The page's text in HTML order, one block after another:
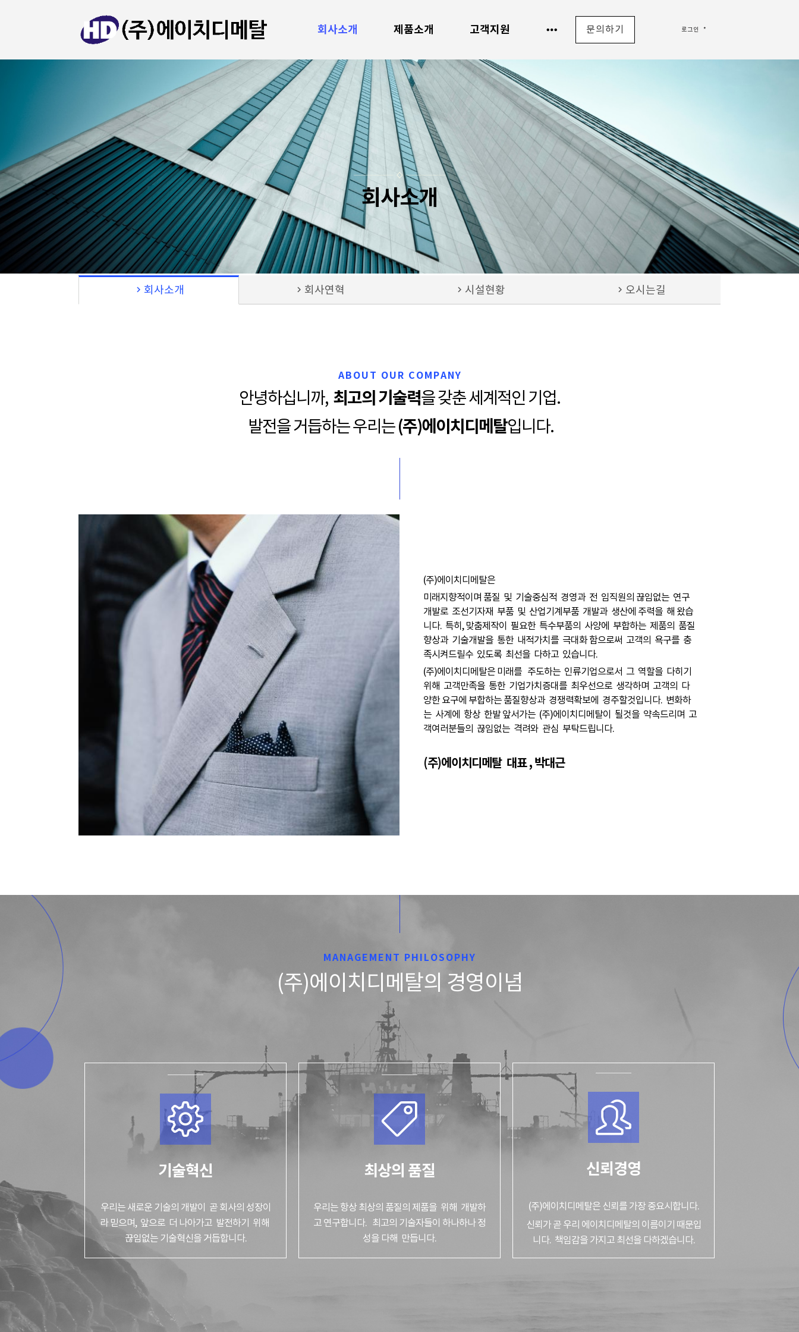
회사소개 제품소개 고객지원 문의하기 로그인 *
회사소개
chevron_right 회사소개 chevron_right 회사연혁 chevron_right 시설현황 chevron_right 오시는길
ABOUT OUR COMPANY
안녕하십니까, 최고의 기술력을 갖춘 세계적인 기업.
발전을 거듭하는 우리는(주)에이치디메탈입니다.
(주)에이치디메탈은
미래지향적이며 품질 및 기술중심적 경영과 전 임직원의 끊임없는 연구
개발로 조선기자재 부품 및 산업기계부품 개발과 생산에 주력을 해 왔습
니다. 특히, 맞춤제작이 필요한 특수부품의 사양에 부합하는 제품의 품질
향상과 기술개발을 통한 내적가치를 극대화 함으로써 고객의 욕구를 충
족시켜드릴수 있도록 최선을 다하고 있습니다.
(주)에이치디메탈은 미래를 주도하는 인류기업으로서 그 역할을 다히기
위해 고객만족을 통한 기업가치증대를 최우선으로 생각하며 고객의 다
양한 요구에 부합하는 품질향상과 경쟁력확보에 경주할것입니다. 변화하
는 사계에 항상 한발 앞서가는 (주)에이치디메탈이 될것을 약속드리며 고
객여러분들의 끊임없는 격려와 관심 부탁드립니다.
(주)에이치디메탈 대표 , 박대근
MANAGEMENT PHILOSOPHY
(주)에이치디메탈의 경영이념
기술혁신
우리는 새로운 기술의 개발이 곧 회사의 성장이
라 믿으며, 앞으로 더 나아가고 발전하기 위해
끊임없는 기술혁신을 거듭합니다.
최상의 품질
우리는 항상 최상의 품질의 제품을 위해 개발하
고 연구합니다. 최고의 기술자들이 하나하나 정
성을 다해 만듭니다.
신뢰경영
(주)에이치디메탈은 신뢰를 가장 중요시합니다.
신뢰가 곧 우리 에이치디메탈의 이름이기 때문입
니다. 책임감을 가지고 최선을 다하겠습니다.